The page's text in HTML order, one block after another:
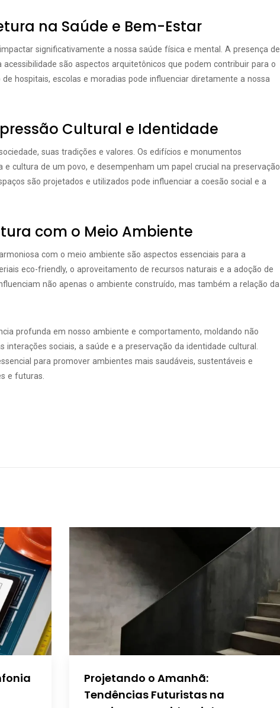
na Saúde e Bem-Estar
significativamente a nossa saúde física e mental. A presença de
são aspectos arquitetônicos que podem contribuir para o
hospitais, escolas e moradias pode influenciar diretamente a nossa
Cultural e Identidade
suas tradições e valores. Os edifícios e monumentos
cultura de um povo, e desempenham um papel crucial na preservação
são projetados e utilizados pode influenciar a coesão social e a
com o Meio Ambiente
com o meio ambiente são aspectos essenciais para a
eco-friendly, o aproveitamento de recursos naturais e a adoção de
não apenas o ambiente construído, mas também a relação da
profunda em nosso ambiente e comportamento, moldando não
sociais, a saúde e a preservação da identidade cultural.
para promover ambientes mais saudáveis, sustentáveis e
e futuras.
Projetando o Amanhã:
Tendências Futuristas na